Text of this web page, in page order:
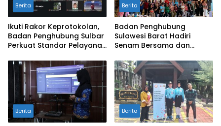
Berita
Ikuti Rakor Keprotokolan,
Badan Penghubung Sulbar
Perkuat Standar Pelayanan
Berita
Badan Penghubung
Sulawesi Barat Hadiri
Senam Bersama dan
dengan Anjungan Daerah
Berita Berita